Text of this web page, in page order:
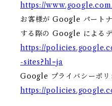
https://
お客様が Google パート
する際の Google によるデ
https://
-sites?hl=ja
Google プライバシーポリ
https://